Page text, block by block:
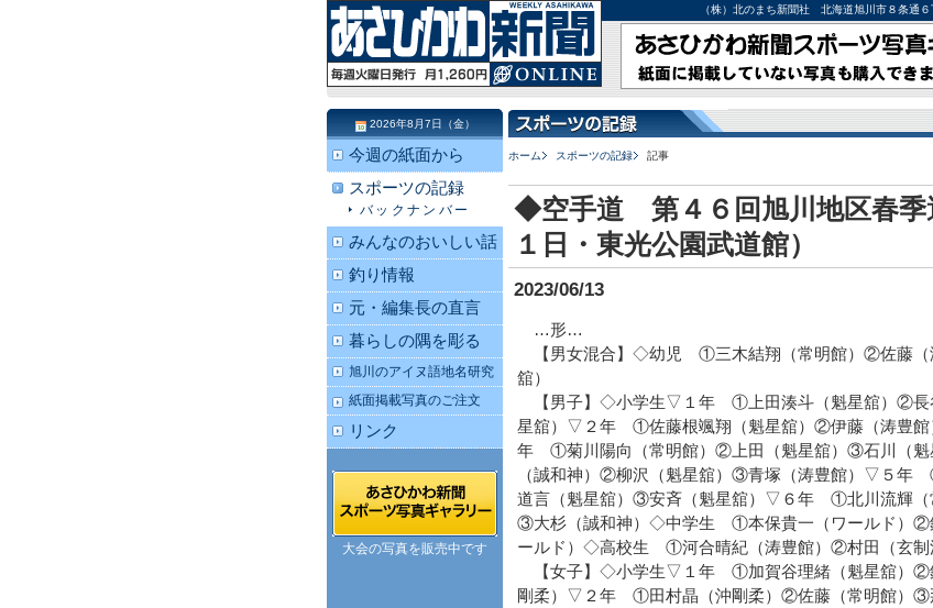
（株）北のまち新聞社 北海道旭川市８条通
ホーム スポーツの記録 記事
◆空手道 第４６回旭川地区春季
１日・東光公園武道館）
2023/06/13
…形…
【男女混合】◇幼児 ①三木結翔（常明館）②佐藤（
舘）
【男子】◇小学生▽１年 ①上田湊斗（魁星舘）②長
星舘）▽２年 ①佐藤根颯翔（魁星舘）②伊藤（涛豊
年 ①菊川陽向（常明館）②上田（魁星舘）③石川（
（誠和神）②柳沢（魁星舘）③青塚（涛豊館）▽５
道言（魁星舘）③安斉（魁星舘）▽６年 ①北川流輝（
③大杉（誠和神）◇中学生 ①本保貴一（ワールド）②
ールド）◇高校生 ①河合晴紀（涛豊館）②村田（玄制
【女子】◇小学生▽１年 ①加賀谷理緒（魁星舘）②
剛柔）▽２年 ①田村晶（沖剛柔）②佐藤（常明館）
2026年8月7日（金）
今週の紙面から
スポーツの記録
バックナンバー
みんなのおいしい話
釣り情報
元・編集長の直言
暮らしの隅を彫る
旭川のアイヌ語地名研究
紙面掲載写真のご注文
リンク
大会の写真を販売中です